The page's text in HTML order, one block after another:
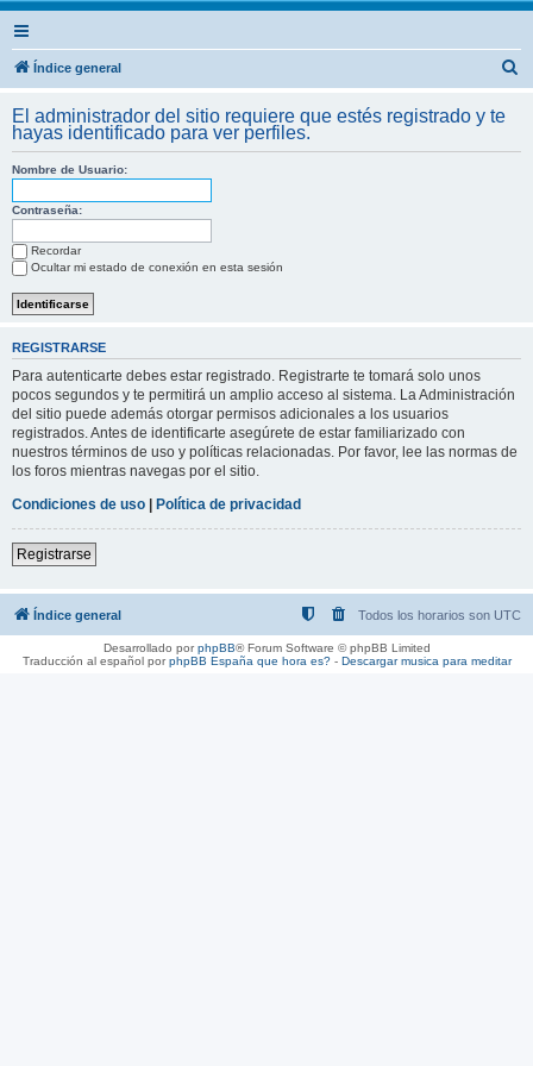
Índice general
c
El administrador del sitio requiere que estés registrado y te
hayas identificado para ver perfiles.
Nombre de Usuario:
Contraseña:
Recordar
Ocultar mi estado de conexión en esta sesión
REGISTRARSE
Para autenticarte debes estar registrado. Registrarte te tomará solo unos
pocos segundos y te permitirá un amplio acceso al sistema. La Administración
del sitio puede además otorgar permisos adicionales a los usuarios
registrados. Antes de identificarte asegúrete de estar familiarizado con
nuestros términos de uso y políticas relacionadas. Por favor, lee las normas de
los foros mientras navegas por el sitio.
Condiciones de uso | Política de privacidad
Registrarse
Índice general Todos los horarios son UTC
Desarrollado porphpBB® Forum Software © phpBB Limited
Traducción al español porphpBB España que hora es?- Descargar musica para meditar